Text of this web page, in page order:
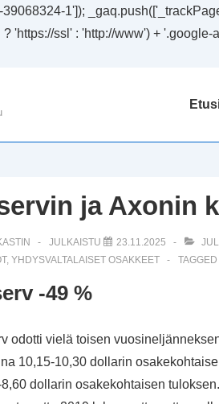
1']);
'https://ssl' : 'http://www') +
ja Axonin
JULKAISTU 23.11.2025
, YHDYSVALTALAISET OSAKKEET TAGGED
-49 %
odotti vielä toisen
10,15-10,30 dollarin
dollarin osakekohtaisen